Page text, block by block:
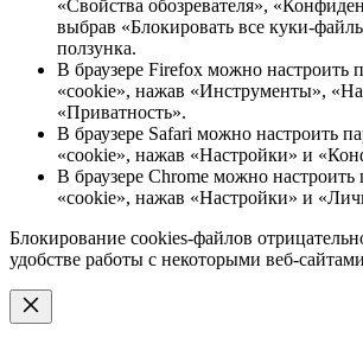
«Свойства обозревателя»,
выбрав «Блокировать все куки-
ползунка.
В браузере Firefox можно настроить
«cookie», нажав «Инструменты»,
«Приватность».
В браузере Safari можно настроить
«cookie», нажав «Настройки» и
В браузере Chrome можно
«cookie», нажав «Настройки» и
Блокирование cookies-файлов
удобстве работы с некоторыми веб-